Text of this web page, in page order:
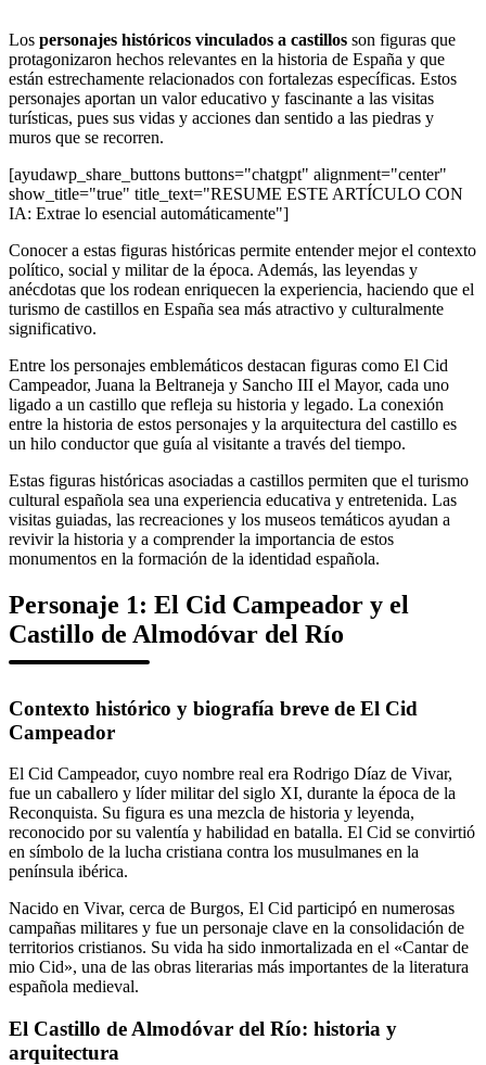
Los personajes históricos vinculados a castillos son figuras que
protagonizaron hechos relevantes en la historia de España y que
están estrechamente relacionados con fortalezas específicas. Estos
personajes aportan un valor educativo y fascinante a las visitas
turísticas, pues sus vidas y acciones dan sentido a las piedras y
muros que se recorren.
[ayudawp_share_buttons buttons="chatgpt" alignment="center"
show_title="true" title_text="RESUME ESTE ARTÍCULO CON
IA: Extrae lo esencial automáticamente"]
Conocer a estas figuras históricas permite entender mejor el contexto
político, social y militar de la época. Además, las leyendas y
anécdotas que los rodean enriquecen la experiencia, haciendo que el
turismo de castillos en España sea más atractivo y culturalmente
significativo.
Entre los personajes emblemáticos destacan figuras como El Cid
Campeador, Juana la Beltraneja y Sancho III el Mayor, cada uno
ligado a un castillo que refleja su historia y legado. La conexión
entre la historia de estos personajes y la arquitectura del castillo es
un hilo conductor que guía al visitante a través del tiempo.
Estas figuras históricas asociadas a castillos permiten que el turismo
cultural española sea una experiencia educativa y entretenida. Las
visitas guiadas, las recreaciones y los museos temáticos ayudan a
revivir la historia y a comprender la importancia de estos
monumentos en la formación de la identidad española.
Personaje 1: El Cid Campeador y el
Castillo de Almodóvar del Río
Contexto histórico y biografía breve de El Cid
Campeador
El Cid Campeador, cuyo nombre real era Rodrigo Díaz de Vivar,
fue un caballero y líder militar del siglo XI, durante la época de la
Reconquista. Su figura es una mezcla de historia y leyenda,
reconocido por su valentía y habilidad en batalla. El Cid se convirtió
en símbolo de la lucha cristiana contra los musulmanes en la
península ibérica.
Nacido en Vivar, cerca de Burgos, El Cid participó en numerosas
campañas militares y fue un personaje clave en la consolidación de
territorios cristianos. Su vida ha sido inmortalizada en el «Cantar de
mio Cid», una de las obras literarias más importantes de la literatura
española medieval.
El Castillo de Almodóvar del Río: historia y
arquitectura